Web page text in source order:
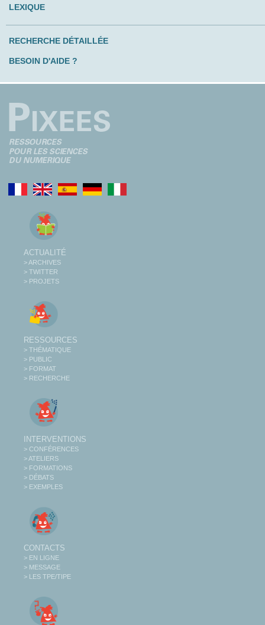
LEXIQUE
RECHERCHE DÉTAILLÉE
BESOIN D'AIDE ?
ACTUALITÉ
> ARCHIVES
> TWITTER
> PROJETS
RESSOURCES
> THÉMATIQUE
> PUBLIC
> FORMAT
> RECHERCHE
INTERVENTIONS
> CONFÉRENCES
> ATELIERS
> FORMATIONS
> DÉBATS
> EXEMPLES
CONTACTS
> EN LIGNE
> MESSAGE
> LES TPE/TIPE